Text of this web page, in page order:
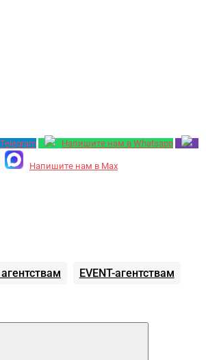
Напишите нам в Whatsapp
Напишите нам в Max
EVENT-агентствам